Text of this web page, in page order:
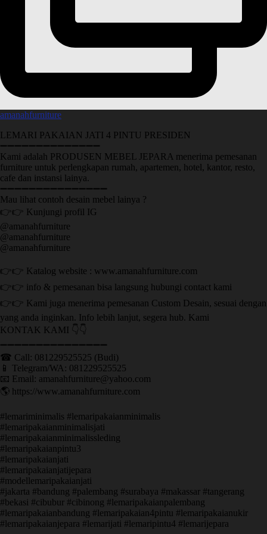
amanahfurniture
LEMARI PAKAIAN JATI 4 PINTU PRESIDEN
➖➖➖➖➖➖➖➖➖➖➖➖➖➖
Kami adalah PRODUSEN MEBEL JEPARA menerima pemesanan
furniture untuk perlengkapan rumah, apartemen, hotel, kantor, resto,
cafe dan instansi lainya.
➖➖➖➖➖➖➖➖➖➖➖➖➖➖➖
Mau lihat contoh desain mebel lainya ?
👉👉 Kunjungi profil IG
@amanahfurniture
@amanahfurniture
@amanahfurniture
👉👉 Katalog website : www.amanahfurniture.com
👉👉 info & pemesanan bisa langsung hubungi contact kami
👉👉 Kami juga menerima pemesanan Custom Desain, sesuai dengan
yang anda inginkan. Info lebih lanjut, segera hub. Kami
KONTAK KAMI 👇👇
➖➖➖➖➖➖➖➖➖➖➖➖➖➖➖ ㅤ
☎ Call: 081229525525 (Budi)
📱 Telegram/WA: 081229525525
📧 Email: amanahfurniture@yahoo.com
🌎 https://www.amanahfurniture.com
#lemariminimalis #lemaripakaianminimalis
#lemaripakaianminimalisjati
#lemaripakaianminimalissleding
#lemaripakaianpintu3
#lemaripakaianjati
#lemaripakaianjatijepara
#modellemaripakaianjati
#jakarta #bandung #palembang #surabaya #makassar #tangerang
#bekasi #cibubur #cibinong #lemaripakaianpalembang
#lemaripakaianbandung #lemaripakaian4pintu #lemaripakaianukir
#lemaripakaianjepara #lemarijati #lemaripintu4 #lemarijepara